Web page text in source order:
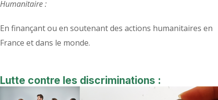
Humanitaire :
En finançant ou en soutenant des actions humanitaires en
France et dans le monde.
Lutte contre les discriminations :